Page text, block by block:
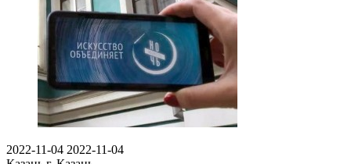
2022-11-04 2022-11-04